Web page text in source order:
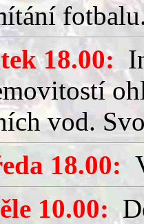
18.00:
vod.
18.00:
10.00: